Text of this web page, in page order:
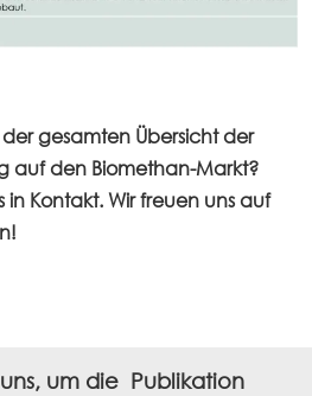
gesamten Übersicht der
auf den Biomethan-Markt?
in Kontakt. Wir freuen uns auf
um die Publikation